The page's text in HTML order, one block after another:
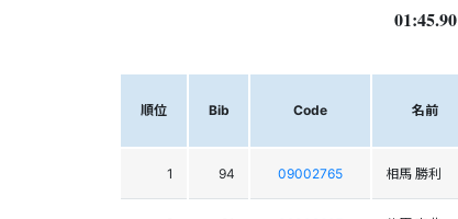
01:45.90
順位 Bib Code 名前
1 94 09002765 相馬 勝利